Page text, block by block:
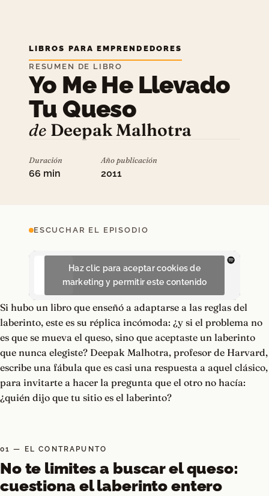
LIBROS PARA EMPRENDEDORES
RESUMEN DE LIBRO
Yo Me He Llevado
Tu Queso
de Deepak Malhotra
Duración
66 min
Año publicación
2011
ESCUCHAR EL EPISODIO
Haz clic para aceptar cookies de
marketing y permitir este contenido
Si hubo un libro que enseñó a adaptarse a las reglas del
laberinto, este es su réplica incómoda: ¿y si el problema no
es que se mueva el queso, sino que aceptaste un laberinto
que nunca elegiste? Deepak Malhotra, profesor de Harvard,
escribe una fábula que es casi una respuesta a aquel clásico,
para invitarte a hacer la pregunta que el otro no hacía:
¿quién dijo que tu sitio es el laberinto?
01 — EL CONTRAPUNTO
No te limites a buscar el queso:
cuestiona el laberinto entero